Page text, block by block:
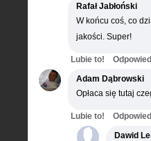
Rafał Jabłoński
W końcu coś, co
jakości. Super!
Lubie to!
Adam Dąbrowski
Opłaca się tutaj
Lubie to!
Dawid